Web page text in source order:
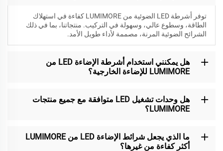
توفر أشرطة LED الضوئية من LUMIMORE كفاءة في استهلاك
الطاقة، وسطوع عالي، وسهولة في التركيب. منتجاتنا، بما في ذلك
الشرائح الضوئية المرنة، مصممة لأداء طويل الأمد.
هل يمكنني استخدام أشرطة الإضاءة LED من
LUMIMORE للإضاءة الخارجية؟
هل وحدات تشغيل LED متوافقة مع جميع منتجات
LUMIMORE؟
ما الذي يجعل شرائط الإضاءة LED من LUMIMORE
أكثر كفاءة من غيرها؟